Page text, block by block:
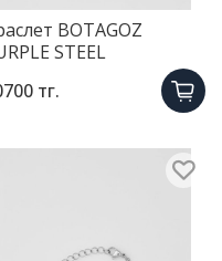
BOTAGOZ
STEEL
тг.